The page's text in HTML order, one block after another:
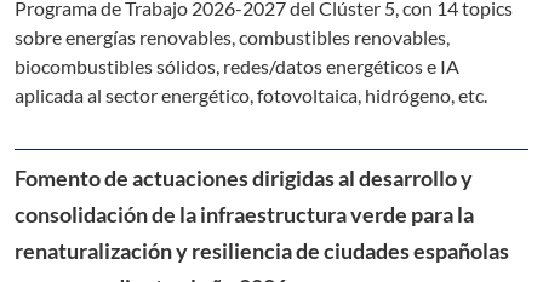
Programa de Trabajo 2026-2027 del Clúster 5, con 14 topics
sobre energías renovables, combustibles renovables,
biocombustibles sólidos, redes/datos energéticos e IA
aplicada al sector energético, fotovoltaica, hidrógeno, etc.
Fomento de actuaciones dirigidas al desarrollo y
consolidación de la infraestructura verde para la
renaturalización y resiliencia de ciudades españolas